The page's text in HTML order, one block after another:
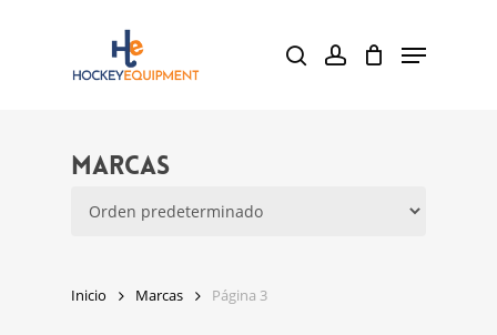
search accountMenu
Marcas
Inicio Marcas Página 3